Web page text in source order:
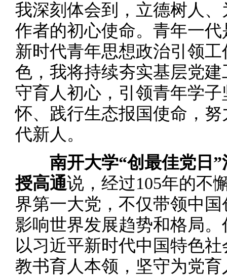
我深刻体会到，立德树人
作者的初心使命。青年一
新时代青年思想政治引领
色，我将持续夯实基层党
守育人初心，引领青年学
怀、践行生态报国使命，
代新人。
南开大学“创最佳党日”
授高通说，经过105年的不
界第一大党，不仅带领中
影响世界发展趋势和格局
以习近平新时代中国特色
教书育人本领，坚守为党